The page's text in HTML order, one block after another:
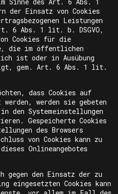
der Einsatz von Cookies
Leistungen
6 Abs. 1 lit. b. DSGVO,
Cookies für die
die im öffentlichen
ist oder in Ausübung
gem. Art. 6 Abs. 1 lit.
dass Cookies auf
werden sie gebeten
den Systemeinstellungen
Gespeicherte Cookies
des Browsers
von Cookies kann zu
Onlineangebotes
gegen den Einsatz der zu
eingesetzten Cookies kann